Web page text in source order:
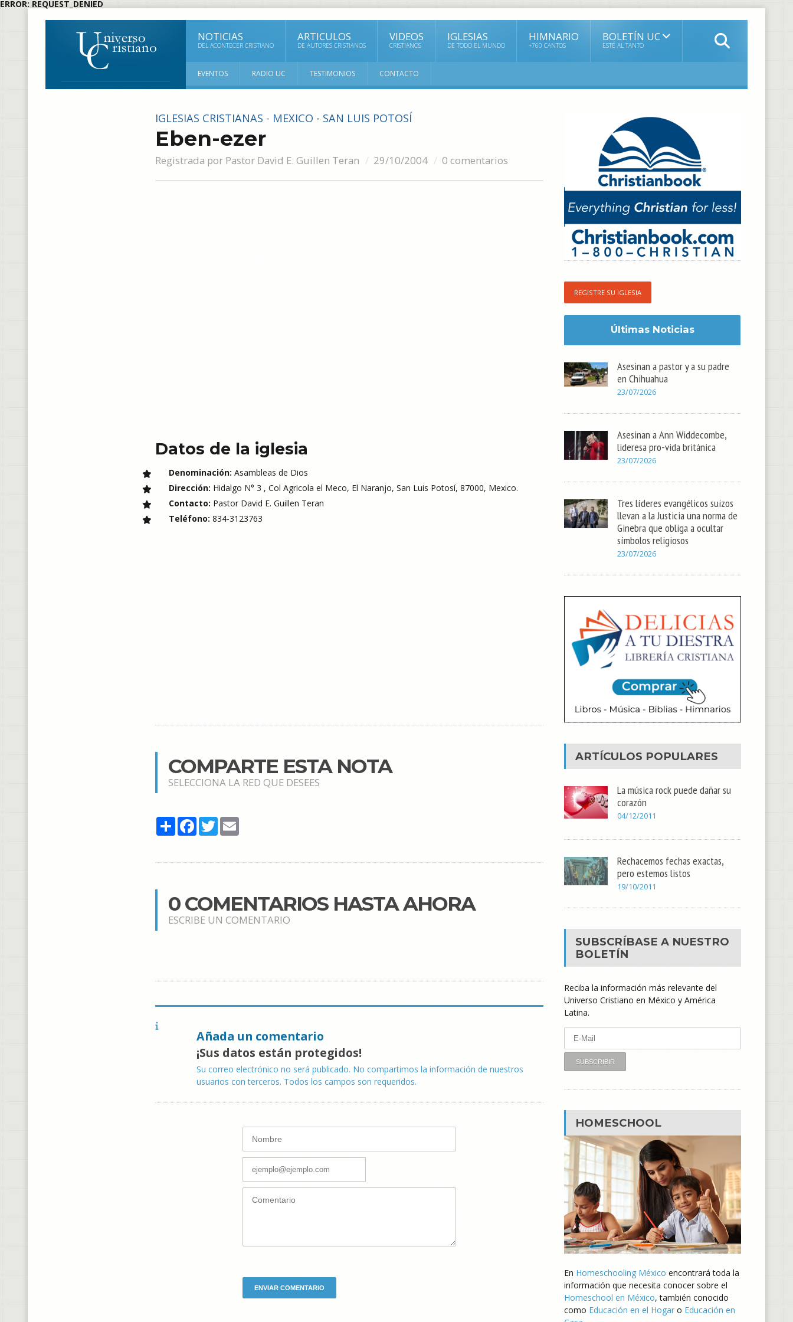
ERROR: REQUEST_DENIED
NOTICIAS
DEL ACONTECER CRISTIANO
ARTICULOS
DE AUTORES CRISTIANOS
VIDEOS
CRISTIANOS
IGLESIAS
DE TODO EL MUNDO
HIMNARIO
+760 CANTOS
BOLETÍN UC
ESTÉ AL TANTO
EVENTOS RADIO UC TESTIMONIOS CONTACTO
IGLESIAS CRISTIANAS - MEXICO - SAN LUIS POTOSÍ
Eben-ezer
Registrada por Pastor David E. Guillen Teran 29/10/2004 0 comentarios
Datos de la iglesia
Denominación: Asambleas de Dios
Dirección: Hidalgo N° 3 , Col Agricola el Meco, El Naranjo, San Luis Potosí, 87000, Mexico.
Contacto: Pastor David E. Guillen Teran
Teléfono: 834-3123763
COMPARTE ESTA NOTA
SELECCIONA LA RED QUE DESEES
ShareFacebook
TwitterEmail
0 COMENTARIOS HASTA AHORA
ESCRIBE UN COMENTARIO
Añada un comentario
¡Sus datos están protegidos!
Su correo electrónico no será publicado. No compartimos la información de nuestros
usuarios con terceros. Todos los campos son requeridos.
REGISTRE SU IGLESIA
Últimas Noticias
Asesinan a pastor y a su padre
en Chihuahua
23/07/2026
Asesinan a Ann Widdecombe,
lideresa pro-vida británica
23/07/2026
Tres líderes evangélicos suizos
llevan a la Justicia una norma de
Ginebra que obliga a ocultar
símbolos religiosos
23/07/2026
ARTÍCULOS POPULARES
La música rock puede dañar su
corazón
04/12/2011
Rechacemos fechas exactas,
pero estemos listos
19/10/2011
SUBSCRÍBASE A NUESTRO
BOLETÍN
Reciba la información más relevante del
Universo Cristiano en México y América
Latina.
HOMESCHOOL
En Homeschooling México encontrará toda la
información que necesita conocer sobre el
Homeschool en México, también conocido
como Educación en el Hogar o Educación en